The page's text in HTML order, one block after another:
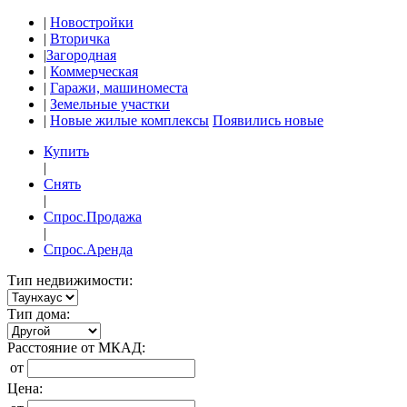
| Новостройки
| Вторичка
|Загородная
| Коммерческая
| Гаражи, машиноместа
| Земельные участки
| Новые жилые комплексы Появились новые
Купить
|
Снять
|
Спрос.Продажа
|
Спрос.Аренда
Тип недвижимости:
Тип дома:
Расстояние от МКАД:
от
Цена: